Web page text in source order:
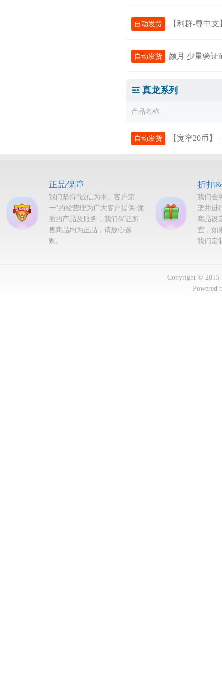
自动发货 【利群-尊中
自动发货 颜月 少量验证
真龙系列
产品名称
自动发货 【宽窄20币】（无使
正品保障
我们坚持“诚信为本、客户第
一”的经营理为广大客户提供 优
质的产品及服务，我们保证所
售商品均为正品，请放心选
购。
折扣
我们会
架并进
商品设
宜，如
我们定
Copyright ©
Powered